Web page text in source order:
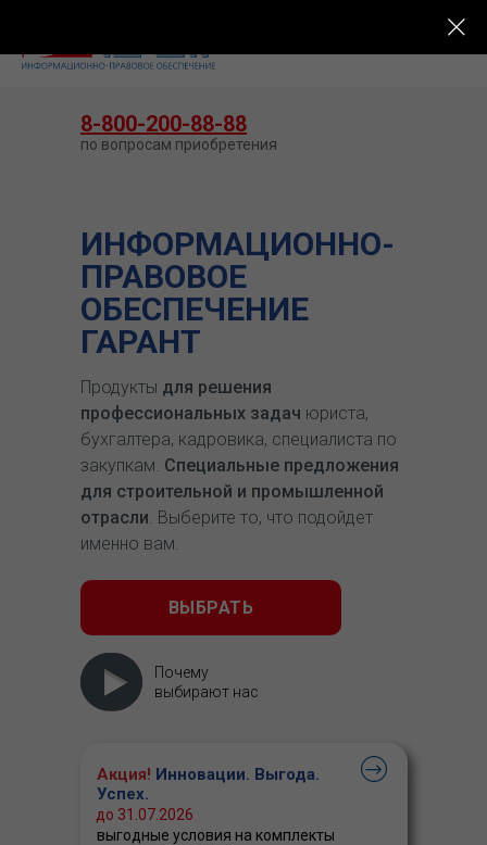
ИНФОРМАЦИОННО-
ПРАВОВОЕ
ОБЕСПЕЧЕНИЕ
ГАРАНТ
Продукты для решения
профессиональных задач юриста,
бухгалтера, кадровика, специалиста по
закупкам. Специальные предложения
для строительной и промышленной
отрасли. Выберите то, что подойдет
именно вам.
ВЫБРАТЬ
Почему
выбирают нас
Акция! Инновации. Выгода.
Успех.
выгодные условия на комплекты
до 31.07.2026
8-800-200-88-88
по вопросам приобретения